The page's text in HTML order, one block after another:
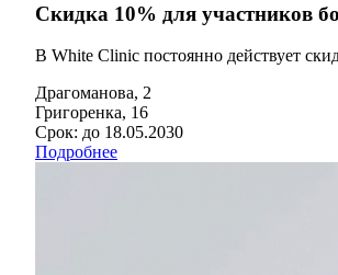
Скидка 10% для участников
В White Clinic постоянно действует
Драгоманова, 2
Григоренка, 16
Срок: до 18.05.2030
Подробнее